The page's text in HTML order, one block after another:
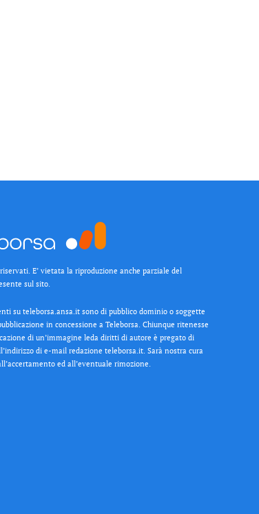
E’ vietata la riproduzione anche parziale del
sul sito.
su teleborsa.ansa.it sono di pubblico dominio o soggette
in concessione a Teleborsa. Chiunque ritenesse
di un’immagine leda diritti di autore è pregato di
di e-mail redazione teleborsa.it. Sarà nostra cura
ed all’eventuale rimozione.